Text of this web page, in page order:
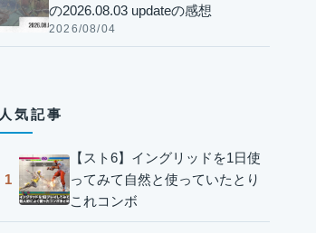
の2026.08.03 updateの感想
2026/08/04
人気記事
1
【スト6】イングリッドを1日使
ってみて自然と使っていたとり
これコンボ